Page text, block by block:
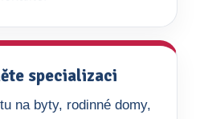
specializaci
na byty, rodinné domy,